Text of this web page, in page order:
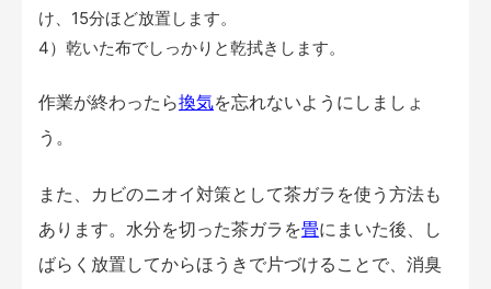
け、15分ほど放置します。
4）乾いた布でしっかりと乾拭きします。
作業が終わったら換気を忘れないようにしましょ
う。
また、カビのニオイ対策として茶ガラを使う方法も
あります。水分を切った茶ガラを畳にまいた後、し
ばらく放置してからほうきで片づけることで、消臭